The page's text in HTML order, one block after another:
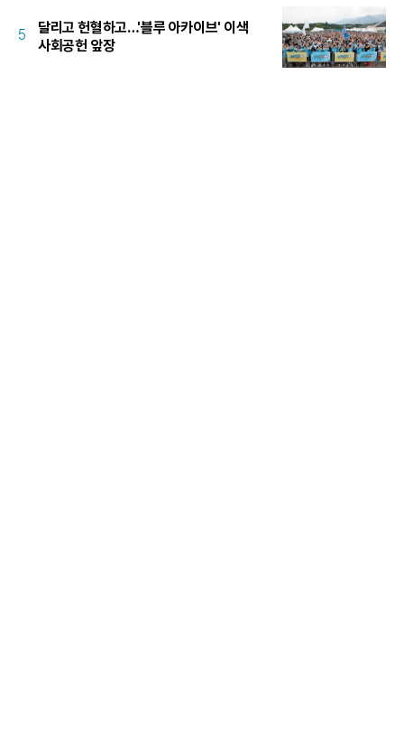
5
달리고 헌혈하고…'블루 아카이브' 이색
사회공헌 앞장